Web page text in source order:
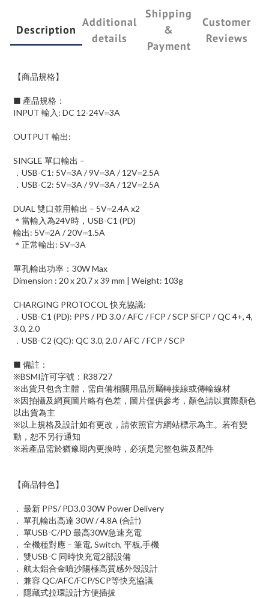
Description
Additional
details
Shipping
&
Payment
Customer
Reviews
【商品規格】
■ 產品規格：
INPUT 輸入: DC 12-24V⎓3A
OUTPUT 輸出:
SINGLE 單口輸出 –
．USB-C1: 5V⎓3A / 9V⎓3A / 12V⎓2.5A
．USB-C2: 5V⎓3A / 9V⎓3A / 12V⎓2.5A
DUAL 雙口並用輸出 – 5V⎓2.4A x2
＊當輸入為24V時，USB-C1 (PD)
輸出: 5V⎓2A / 20V⎓1.5A
＊正常輸出: 5V⎓3A
單孔輸出功率：30W Max
Dimension : 20 x 20.7 x 39 mm | Weight: 103g
CHARGING PROTOCOL 快充協議:
．USB-C1 (PD): PPS / PD 3.0 / AFC / FCP / SCP SFCP / QC 4+, 4,
3.0, 2.0
．USB-C2 (QC): QC 3.0, 2.0 / AFC / FCP / SCP
■ 備註：
※BSMI許可字號：R38727
※出貨只包含主體，需自備相關用品所屬轉接線或傳輸線材
※因拍攝及網頁圖片略有色差，圖片僅供參考，顏色請以實際顏色
以出貨為主
※以上規格及設計如有更改，請依照官方網站標示為主。若有變
動，恕不另行通知
※若產品需於猶豫期內更換時，必須是完整包裝及配件
【商品特色】
． 最新 PPS/ PD3.0 30W Power Delivery
． 單孔輸出高達 30W / 4.8A (合計)
． 單USB-C/PD 最高30W急速充電
． 全機種對應 – 筆電, Switch, 平板,手機
． 雙USB-C 同時快充電2部設備
． 航太鋁合金噴沙陽極高質感外殼設計
． 兼容 QC/AFC/FCP/SCP等快充協議
． 隱藏式拉環設計方便插拔